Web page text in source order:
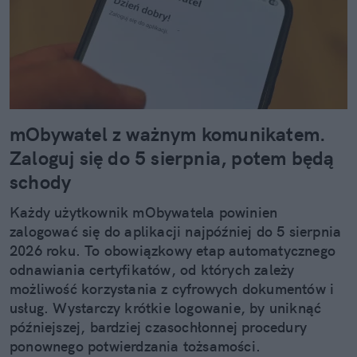
mObywatel z ważnym komunikatem.
Zaloguj się do 5 sierpnia, potem będą
schody
Każdy użytkownik mObywatela powinien
zalogować się do aplikacji najpóźniej do 5 sierpnia
2026 roku. To obowiązkowy etap automatycznego
odnawiania certyfikatów, od których zależy
możliwość korzystania z cyfrowych dokumentów i
usług. Wystarczy krótkie logowanie, by uniknąć
późniejszej, bardziej czasochłonnej procedury
ponownego potwierdzania tożsamości.